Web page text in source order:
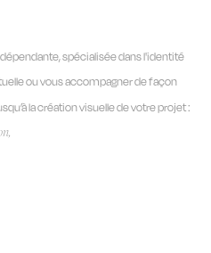
spécialisée dans l'identité
ou vous accompagner de façon
la création visuelle de votre projet :